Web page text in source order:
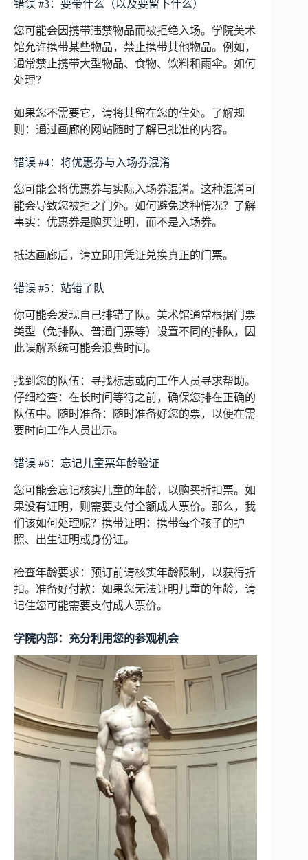
错误 #3：要带什么（以及要留下什么）
您可能会因携带违禁物品而被拒绝入场。学院美术
馆允许携带某些物品，禁止携带其他物品。例如，
通常禁止携带大型物品、食物、饮料和雨伞。如何
处理？
如果您不需要它，请将其留在您的住处。了解规
则：通过画廊的网站随时了解已批准的内容。
错误 #4：将优惠券与入场券混淆
您可能会将优惠券与实际入场券混淆。这种混淆可
能会导致您被拒之门外。如何避免这种情况？了解
事实：优惠券是购买证明，而不是入场券。
抵达画廊后，请立即用凭证兑换真正的门票。
错误 #5：站错了队
你可能会发现自己排错了队。美术馆通常根据门票
类型（免排队、普通门票等）设置不同的排队，因
此误解系统可能会浪费时间。
找到您的队伍：寻找标志或向工作人员寻求帮助。
仔细检查：在长时间等待之前，确保您排在正确的
队伍中。随时准备：随时准备好您的票，以便在需
要时向工作人员出示。
错误 #6：忘记儿童票年龄验证
您可能会忘记核实儿童的年龄，以购买折扣票。如
果没有证明，则需要支付全额成人票价。那么，我
们该如何处理呢？携带证明：携带每个孩子的护
照、出生证明或身份证。
检查年龄要求：预订前请核实年龄限制，以获得折
扣。准备好付款：如果您无法证明儿童的年龄，请
记住您可能需要支付成人票价。
学院内部：充分利用您的参观机会